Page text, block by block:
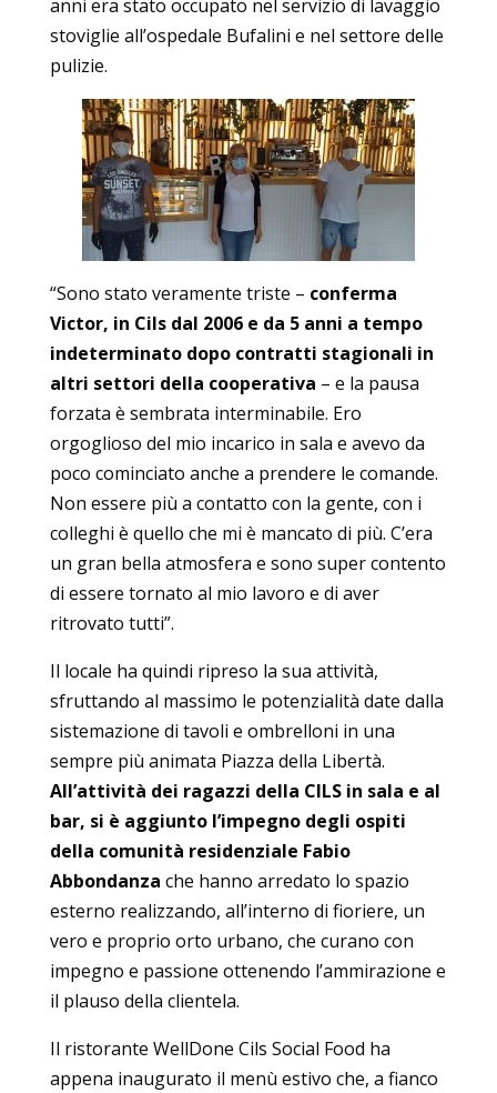
anni era stato occupato nel servizio di lavaggio
stoviglie all’ospedale Bufalini e nel settore delle
pulizie.
“Sono stato veramente triste – conferma
Victor, in Cils dal 2006 e da 5 anni a tempo
indeterminato dopo contratti stagionali in
altri settori della cooperativa – e la pausa
forzata è sembrata interminabile. Ero
orgoglioso del mio incarico in sala e avevo da
poco cominciato anche a prendere le comande.
Non essere più a contatto con la gente, con i
colleghi è quello che mi è mancato di più. C’era
un gran bella atmosfera e sono super contento
di essere tornato al mio lavoro e di aver
ritrovato tutti”.
Il locale ha quindi ripreso la sua attività,
sfruttando al massimo le potenzialità date dalla
sistemazione di tavoli e ombrelloni in una
sempre più animata Piazza della Libertà.
All’attività dei ragazzi della CILS in sala e al
bar, si è aggiunto l’impegno degli ospiti
della comunità residenziale Fabio
Abbondanza che hanno arredato lo spazio
esterno realizzando, all’interno di fioriere, un
vero e proprio orto urbano, che curano con
impegno e passione ottenendo l’ammirazione e
il plauso della clientela.
Il ristorante WellDone Cils Social Food ha
appena inaugurato il menù estivo che, a fianco